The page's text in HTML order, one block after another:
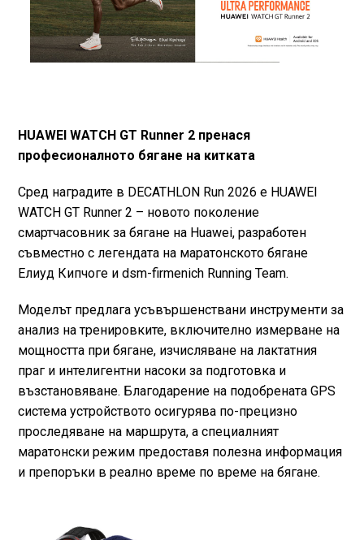
HUAWEI WATCH GT Runner 2 пренася
професионалното бягане на китката
Сред наградите в DECATHLON Run 2026 е HUAWEI
WATCH GT Runner 2 – новото поколение
смартчасовник за бягане на Huawei, разработен
съвместно с легендата на маратонското бягане
Елиуд Кипчоге и dsm-firmenich Running Team.
Моделът предлага усъвършенствани инструменти за
анализ на тренировките, включително измерване на
мощността при бягане, изчисляване на лактатния
праг и интелигентни насоки за подготовка и
възстановяване. Благодарение на подобрената GPS
система устройството осигурява по-прецизно
проследяване на маршрута, а специалният
маратонски режим предоставя полезна информация
и препоръки в реално време по време на бягане.